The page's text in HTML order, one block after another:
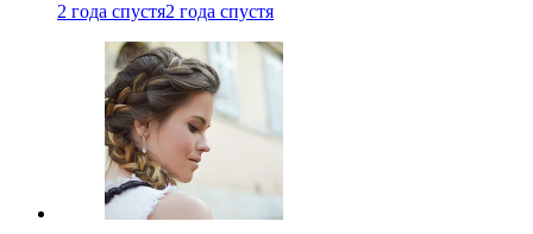
2 года спустя2 года спустя